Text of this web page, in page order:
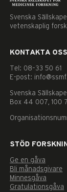
Svenska
vetenskaplig
KONTAKTA OSS
Tel: 08–33 50 61
E-post:
Svenska
Box 44 007, 100
STÖD
Ge en gåva
Bli månadsgivare
Minnesgåva
Gratulationsgåva